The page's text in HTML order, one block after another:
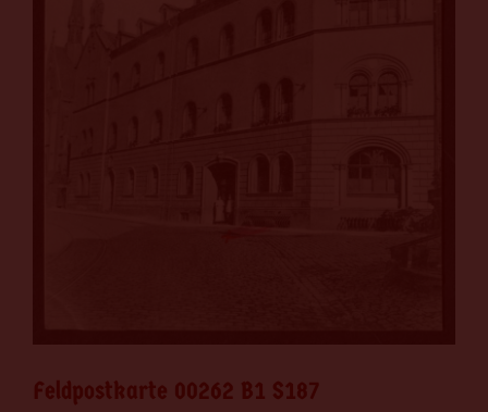
Feldpostkarte 00262 B1 S187